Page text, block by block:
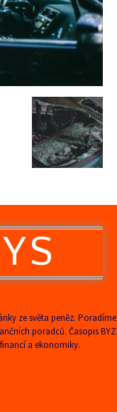
ze světa peněz.
poradců. Časopis
a ekonomiky.